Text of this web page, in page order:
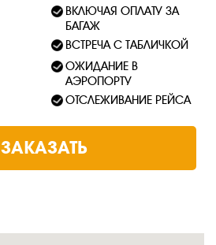
ВКЛЮЧАЯ ОПЛАТУ ЗА
БАГАЖ
ВСТРЕЧА С ТАБЛИЧКОЙ
ОЖИДАНИЕ В
АЭРОПОРТУ
ОТСЛЕЖИВАНИЕ РЕЙСА
ЗАКАЗАТЬ